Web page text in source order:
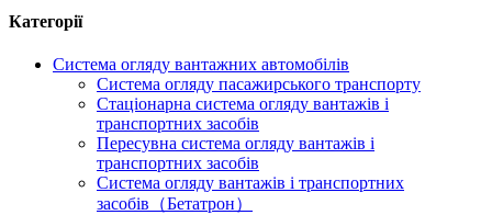
Категорії
Система огляду вантажних автомобілів
Система огляду пасажирського транспорту
Стаціонарна система огляду вантажів і
транспортних засобів
Пересувна система огляду вантажів і
транспортних засобів
Система огляду вантажів і транспортних
засобів（Бетатрон）